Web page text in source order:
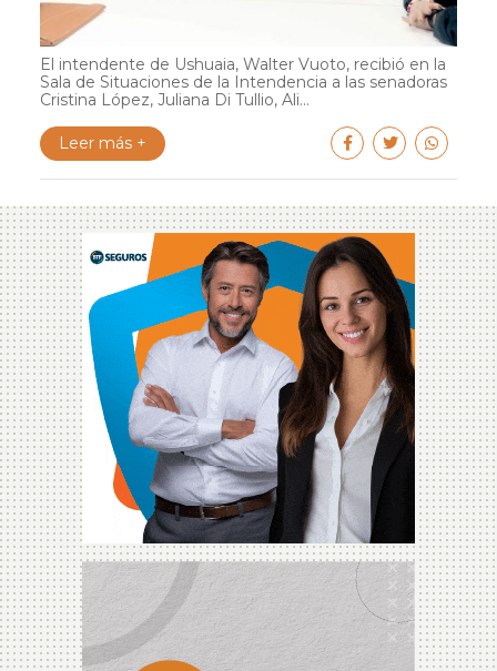
El intendente de Ushuaia, Walter Vuoto, recibió en la
Sala de Situaciones de la Intendencia a las senadoras
Cristina López, Juliana Di Tullio, Ali...
Leer más +